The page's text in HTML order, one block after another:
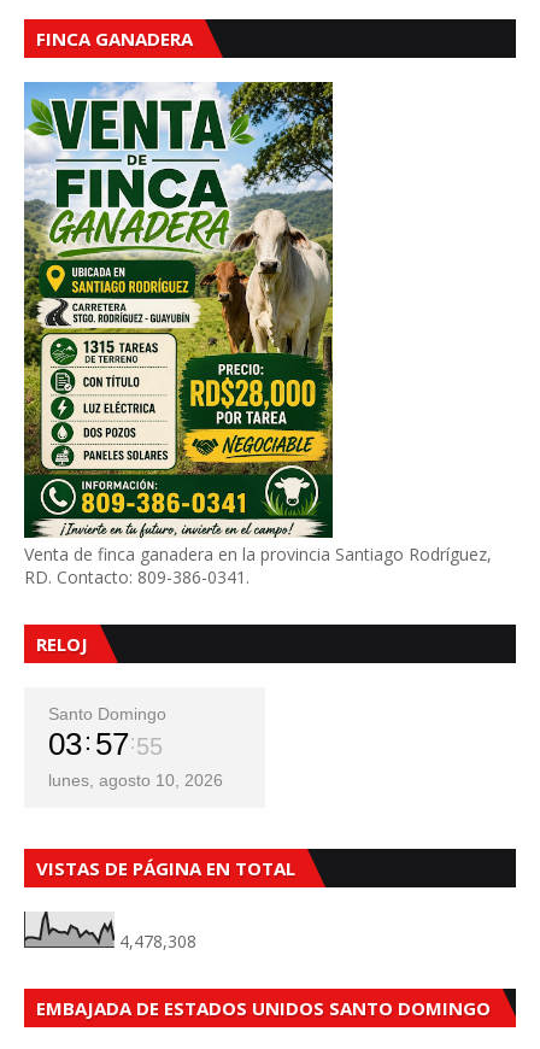
FINCA GANADERA
Venta de finca ganadera en la provincia Santiago Rodríguez,
RD. Contacto: 809-386-0341.
RELOJ
Santo Domingo
03 57 57
lunes, agosto 10, 2026
VISTAS DE PÁGINA EN TOTAL
4,478,308
EMBAJADA DE ESTADOS UNIDOS SANTO DOMINGO